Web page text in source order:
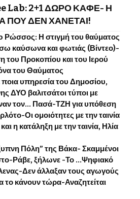
Lab: 2+1 ΔΩΡΟ ΚΑΦΕ- Η
ΠΟΥ ΔΕΝ ΧΑΝΕΤΑΙ!
Ρώσσος: Η στιγμή του θαύματος
καύσωνα και φωτιάς (Βίντεο)-
Προκοπίου και του Ιερού
του Θαύματος
υπηρεσία του Δημοσίου,
ΔΥΟ βαλιτσάτοι τύποι με
τον… Πασά-ΤΖΗ για υπόθεση
Οι ομοιότητες με την ταινία
η κατάληξη με την ταινία, Ηλία
Πόλη” της Βάκα- Σκαμμένοι
Ράβε, ξήλωνε -Το …Ψηφιακό
Δεν άλλαξαν τους αγωγούς
κάνουν τώρα-Αναζητείται